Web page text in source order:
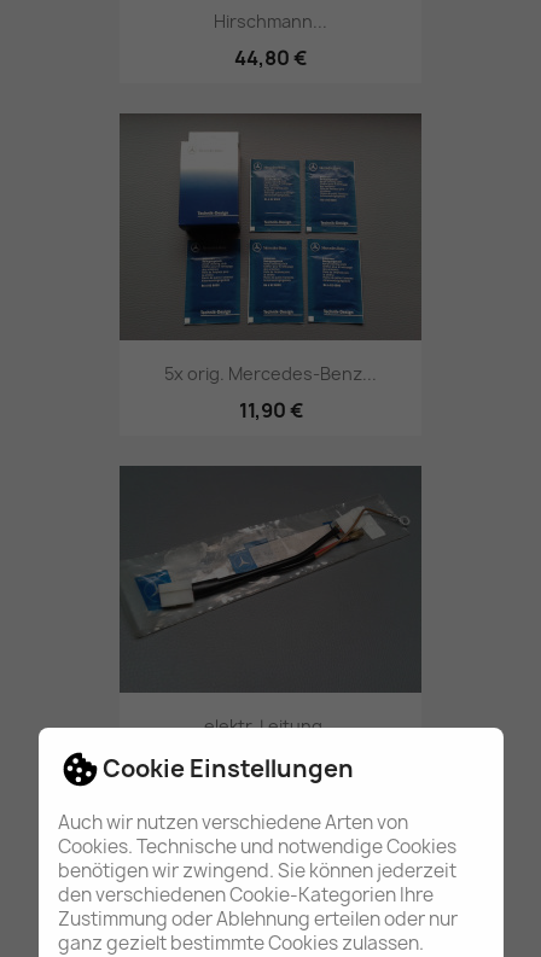
Cookie Einstellungen
Auch wir nutzen verschiedene Arten von
Cookies. Technische und notwendige Cookies
benötigen wir zwingend. Sie können jederzeit
den verschiedenen Cookie-Kategorien Ihre
Zustimmung oder Ablehnung erteilen oder nur
ganz gezielt bestimmte Cookies zulassen.
Hirschmann...
44,80 €
5x orig. Mercedes-Benz...
11,90 €
elektr. Leitung...
17,80 €